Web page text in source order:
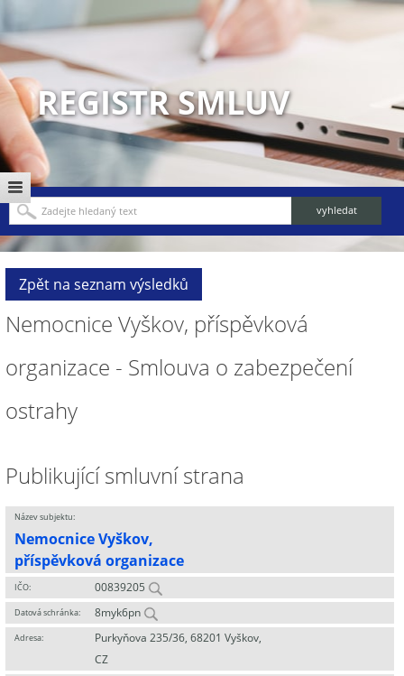
REGISTR SMLUV
Zpět na seznam výsledků
Nemocnice Vyškov, příspěvková
organizace - Smlouva o zabezpečení
ostrahy
Publikující smluvní strana
Název subjektu:
Nemocnice Vyškov,
příspěvková organizace
IČO: 00839205
Datová schránka: 8myk6pn
Adresa:
Purkyňova 235/36, 68201 Vyškov,
CZ